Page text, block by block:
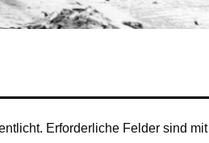
Erforderliche Felder sind mit